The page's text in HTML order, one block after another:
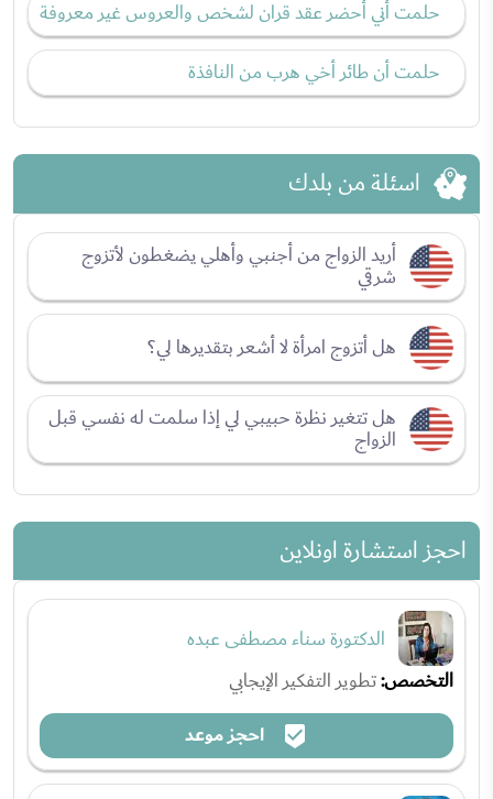
حلمت أني أحضر عقد قران لشخص والعروس غير معروفة
حلمت أن طائر أخي هرب من النافذة
اسئلة من بلدك
أريد الزواج من أجنبي وأهلي يضغطون لأتزوج
شرقي
هل أتزوج امرأة لا أشعر بتقديرها لي؟
هل تتغير نظرة حبيبي لي إذا سلمت له نفسي قبل
الزواج
احجز استشارة اونلاين
الدكتورة سناء مصطفى عبده
التخصص:تطوير التفكير الإيجابي
احجز موعد